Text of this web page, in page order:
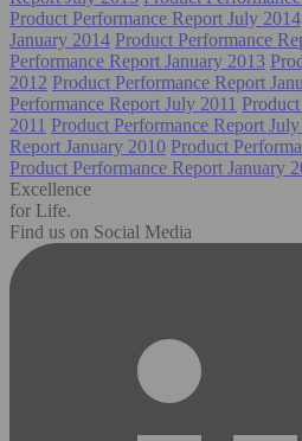
Product Performance Report July 2014
January 2014 Product Performance
Performance Report January 2013
2012 Product Performance Report
Performance Report July 2011
2011 Product Performance Report
Report January 2010 Product
Product Performance Report January
Excellence
for Life.
Find us on Social Media